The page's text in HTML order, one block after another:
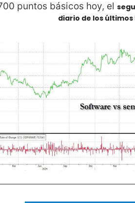
puntos básicos hoy, el
diario de los últimos